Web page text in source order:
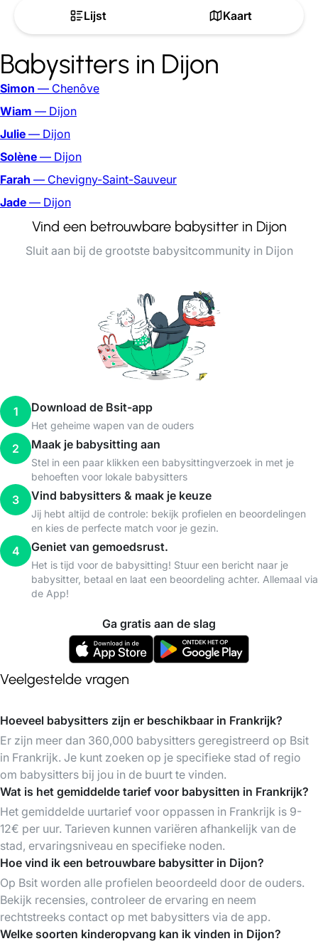
Lijst Kaart
Babysitters in Dijon
Simon — Chenôve
Wiam — Dijon
Julie — Dijon
Solène — Dijon
Farah — Chevigny-Saint-Sauveur
Jade — Dijon
Vind een betrouwbare babysitter in Dijon
Sluit aan bij de grootste babysitcommunity in Dijon
1 Download de Bsit-app
Het geheime wapen van de ouders
2 Maak je babysitting aan
Stel in een paar klikken een babysittingverzoek in met je
behoeften voor lokale babysitters
3 Vind babysitters & maak je keuze
Jij hebt altijd de controle: bekijk profielen en beoordelingen
en kies de perfecte match voor je gezin.
4 Geniet van gemoedsrust.
Het is tijd voor de babysitting! Stuur een bericht naar je
babysitter, betaal en laat een beoordeling achter. Allemaal via
de App!
Ga gratis aan de slag
Veelgestelde vragen
Hoeveel babysitters zijn er beschikbaar in Frankrijk?
Er zijn meer dan 360,000 babysitters geregistreerd op Bsit
in Frankrijk. Je kunt zoeken op je specifieke stad of regio
om babysitters bij jou in de buurt te vinden.
Wat is het gemiddelde tarief voor babysitten in Frankrijk?
Het gemiddelde uurtarief voor oppassen in Frankrijk is 9-
12€ per uur. Tarieven kunnen variëren afhankelijk van de
stad, ervaringsniveau en specifieke noden.
Hoe vind ik een betrouwbare babysitter in Dijon?
Op Bsit worden alle profielen beoordeeld door de ouders.
Bekijk recensies, controleer de ervaring en neem
rechtstreeks contact op met babysitters via de app.
Welke soorten kinderopvang kan ik vinden in Dijon?